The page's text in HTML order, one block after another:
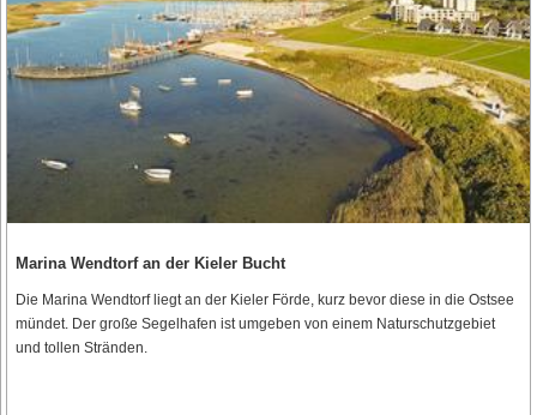
Marina Wendtorf an der Kieler Bucht
Die Marina Wendtorf liegt an der Kieler Förde, kurz bevor diese in die Ostsee
mündet. Der große Segelhafen ist umgeben von einem Naturschutzgebiet
und tollen Stränden.